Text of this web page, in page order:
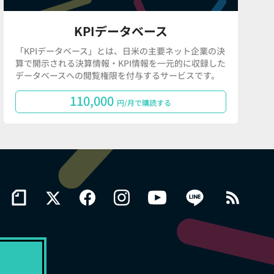
KPIデータベース
「KPIデータベース」とは、日米の主要ネット企業の決
算で開示される決算情報・KPI情報を一元的に収録した
データベースへの閲覧権限を付与するサービスです。
110,000 円/月で購読する